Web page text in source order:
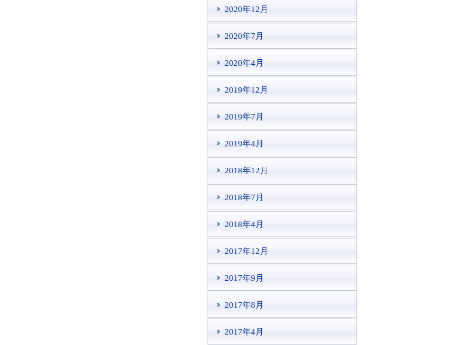
2020年12月
2020年7月
2020年4月
2019年12月
2019年7月
2019年4月
2018年12月
2018年7月
2018年4月
2017年12月
2017年9月
2017年8月
2017年4月